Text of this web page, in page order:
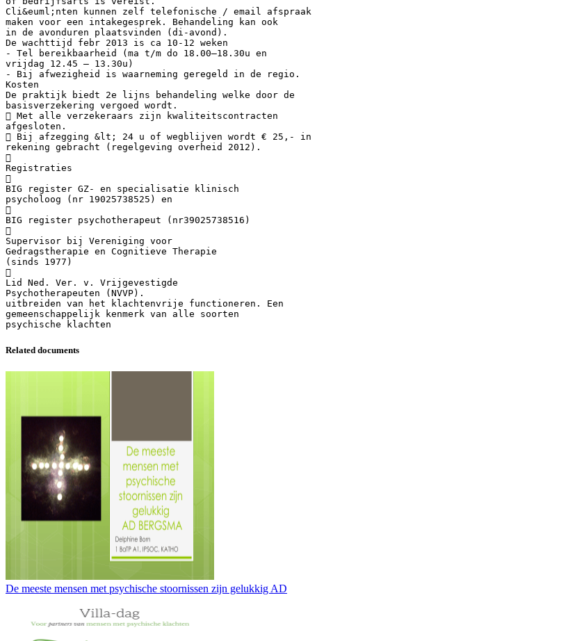
Cli&euml;nten kunnen zelf telefonische / email afspraak
maken voor een intakegesprek. Behandeling kan ook
in de avonduren plaatsvinden (di-avond).
De wachttijd febr 2013 is ca 10-12 weken
- Tel bereikbaarheid (ma t/m do 18.00–18.30u en
vrijdag 12.45 – 13.30u)
- Bij afwezigheid is waarneming geregeld in de regio.
Kosten
De praktijk biedt 2e lijns behandeling welke door de
basisverzekering vergoed wordt.
 Met alle verzekeraars zijn kwaliteitscontracten
afgesloten.
 Bij afzegging &lt; 24 u of wegblijven wordt € 25,- in
rekening gebracht (regelgeving overheid 2012).

Registraties

BIG register GZ- en specialisatie klinisch
psycholoog (nr 19025738525) en

BIG register psychotherapeut (nr39025738516)

Supervisor bij Vereniging voor
Gedragstherapie en Cognitieve Therapie
(sinds 1977)

Lid Ned. Ver. v. Vrijgevestigde
Psychotherapeuten (NVVP).
uitbreiden van het klachtenvrije functioneren. Een
gemeenschappelijk kenmerk van alle soorten
Related documents
De meeste mensen met psychische stoornissen zijn gelukkig AD